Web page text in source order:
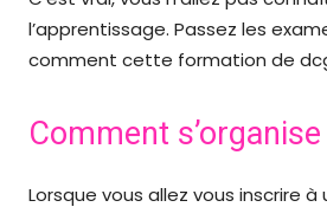
l’apprentissage. Passez les
comment cette formation de dcg
Comment
Lorsque vous allez vous inscrire